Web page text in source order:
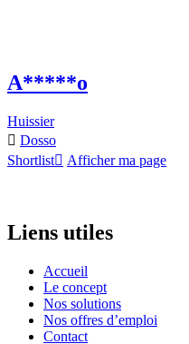
A*****o
Huissier
Dosso
Shortlist
Afficher ma page
Liens utiles
Accueil
Le concept
Nos solutions
Nos offres d’emploi
Contact